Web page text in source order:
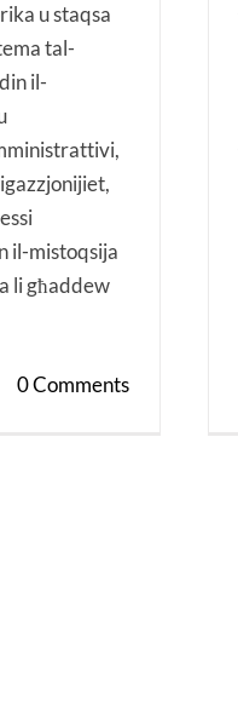
u staqsa
tal-
il-
il-mistoqsija
li għaddew
0 Comments